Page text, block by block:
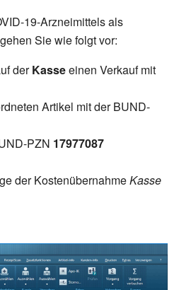
19-Arzneimittels als
Sie wie folgt vor:
derKasseeinen Verkauf mit
Artikel mit der BUND-
PZN 17977087
der KostenübernahmeKasse